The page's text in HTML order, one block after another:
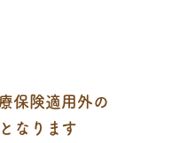
保険適用外の
なります